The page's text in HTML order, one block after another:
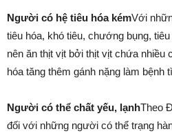
Người có hệ tiêu hóa kémVới
tiêu hóa, khó tiêu, chướng bụng,
nên ăn thịt vịt bởi thịt vịt chứa nhiều
hóa tăng thêm gánh nặng làm bệnh
Người có thể chất yếu, lạnhTheo
đối với những người có thể trạng